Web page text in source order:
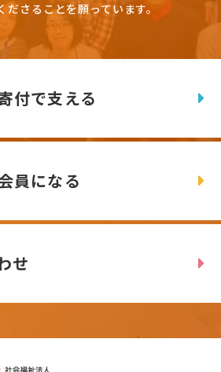
ださることを願っています。
付で支える
員になる
せ